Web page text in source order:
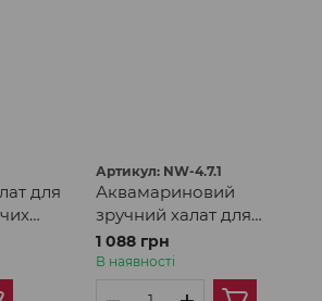
для
Артикул: NW-4.7.1
Аквамариновий
зручний халат для
вагітних та годуючих
мам
1 088 грн
В наявності